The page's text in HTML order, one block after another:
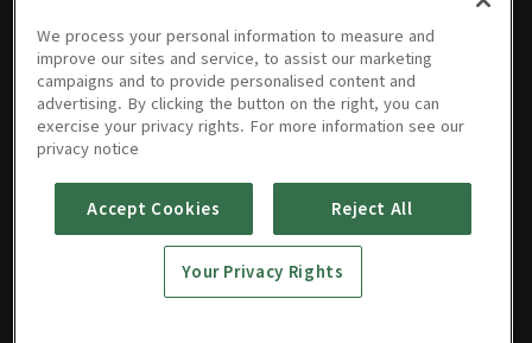
에피소드
We process your personal information to measure and
improve our sites and service, to assist our marketing
campaigns and to provide personalised content and
advertising. By clicking the button on the right, you can
exercise your privacy rights. For more information see our
privacy notice
Accept Cookies Reject All
Your Privacy Rights